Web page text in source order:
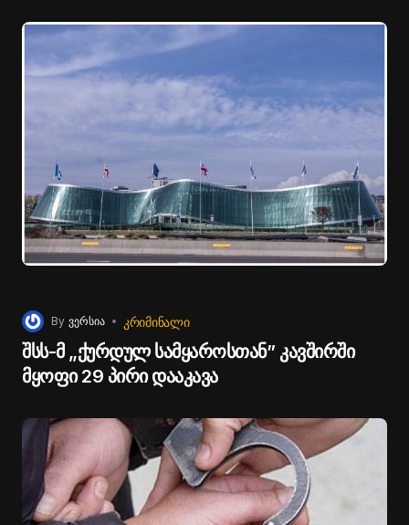
By ვერსია ᲙᲠᲘᲛᲘᲜᲐᲚᲘ
შსს-მ „ქურდულ სამყაროსთან” კავშირში
მყოფი 29 პირი დააკავა